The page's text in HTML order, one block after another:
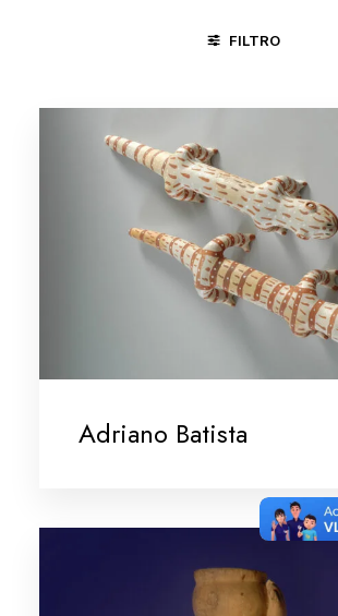
FILTRO
Adriano Batista